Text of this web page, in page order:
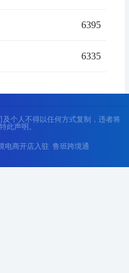
6395
6335
个人不得以任何方式复制，违者将
此声明。
电商开店入驻 鲁班跨境通